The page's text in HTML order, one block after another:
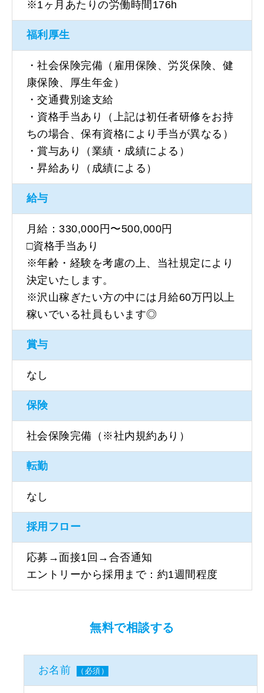
※1ヶ月あたりの労働時間176h
福利厚生
・社会保険完備（雇用保険、労災保険、健
康保険、厚生年金）
・交通費別途支給
・資格手当あり（上記は初任者研修をお持
ちの場合、保有資格により手当が異なる）
・賞与あり（業績・成績による）
・昇給あり（成績による）
給与
月給：330,000円〜500,000円
□資格手当あり
※年齢・経験を考慮の上、当社規定により
決定いたします。
※沢山稼ぎたい方の中には月給60万円以上
稼いでいる社員もいます◎
賞与
なし
保険
社会保険完備（※社内規約あり）
転勤
なし
採用フロー
応募→面接1回→合否通知
エントリーから採用まで：約1週間程度
無料で相談する
お名前 （必須）